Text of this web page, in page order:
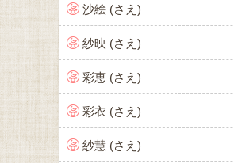
沙絵 (さえ)
紗映 (さえ)
彩恵 (さえ)
彩衣 (さえ)
紗慧 (さえ)